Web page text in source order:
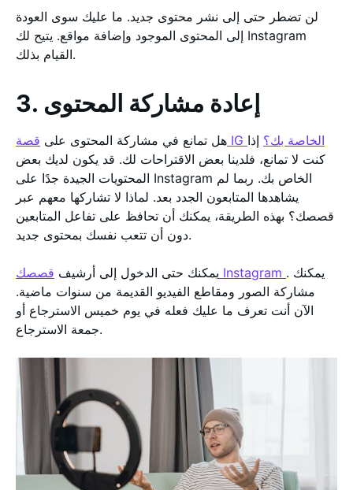
لن تضطر حتى إلى نشر محتوى جديد. ما عليك سوى العودة
إلى المحتوى الموجود وإضافة مواقع. يتيح لك Instagram
القيام بذلك.
3. إعادة مشاركة المحتوى
هل تمانع في مشاركة المحتوى على قصة IG الخاصة بك؟ إذا
كنت لا تمانع، فلدينا بعض الاقتراحات لك. قد يكون لديك بعض
المحتويات الجيدة جدًا على Instagram الخاص بك. ربما لم
يشاهدها المتابعون الجدد بعد. لماذا لا تشاركها معهم عبر
قصصك؟ بهذه الطريقة، يمكنك أن تحافظ على تفاعل المتابعين
دون أن تتعب نفسك بمحتوى جديد.
يمكنك حتى الدخول إلى أرشيف قصصك Instagram . يمكنك
مشاركة الصور ومقاطع الفيديو القديمة من سنوات ماضية.
الآن أنت تعرف ما عليك فعله في يوم خميس الاسترجاع أو
جمعة الاسترجاع.